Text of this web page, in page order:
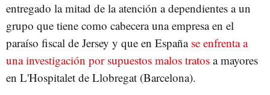
entregado la mitad de la atención a dependientes a un
grupo que tiene como cabecera una empresa en el
paraíso fiscal de Jersey y que en España se enfrenta a
una investigación por supuestos malos tratos a mayores
en L'Hospitalet de Llobregat (Barcelona).